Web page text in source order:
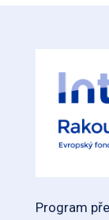
Program